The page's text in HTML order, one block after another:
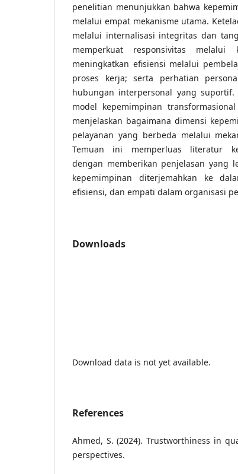
penelitian menunjukkan bahwa
melalui empat mekanisme utama.
melalui internalisasi integritas dan
memperkuat responsivitas melalui
meningkatkan efisiensi melalui
proses kerja; serta perhatian
hubungan interpersonal yang
model kepemimpinan
menjelaskan bagaimana dimensi
pelayanan yang berbeda melalui
Temuan ini memperluas literatur
dengan memberikan penjelasan yang
kepemimpinan diterjemahkan ke
efisiensi, dan empati dalam organisasi
Downloads
Download data is not yet available.
References
Ahmed, S. (2024). Trustworthiness in
perspectives.